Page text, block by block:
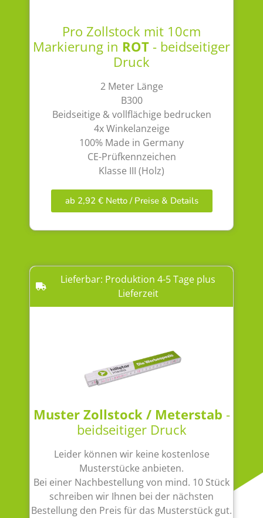
Pro Zollstock mit 10cm
Markierung in ROT- beidseitiger
Druck
2 Meter Länge
B300
Beidseitige & vollflächige bedrucken
4x Winkelanzeige
100% Made in Germany
CE-Prüfkennzeichen
Klasse III (Holz)
ab 2,92 € Netto / Preise & Details
Lieferbar: Produktion 4-5 Tage plus
Lieferzeit
Muster Zollstock / Meterstab -
beidseitiger Druck
Leider können wir keine kostenlose
Musterstücke anbieten.
Bei einer Nachbestellung von mind. 10 Stück
schreiben wir Ihnen bei der nächsten
Bestellung den Preis für das Musterstück gut.